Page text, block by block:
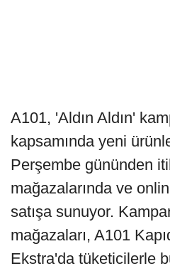
A101, 'Aldın Aldın'
kapsamında yeni
Perşembe gününden
mağazalarında ve
satışa sunuyor.
mağazaları, A101
Ekstra'da tüketicilerle